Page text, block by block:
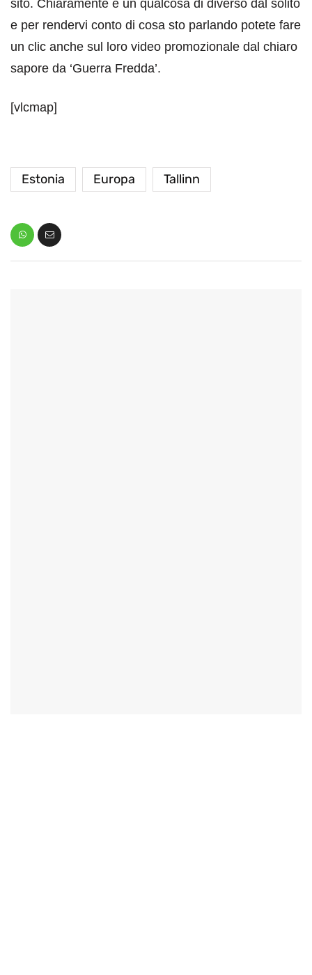
sito. Chiaramente è un qualcosa di diverso dal solito
e per rendervi conto di cosa sto parlando potete fare
un clic anche sul loro video promozionale dal chiaro
sapore da ‘Guerra Fredda’.
[vlcmap]
Estonia Europa Tallinn